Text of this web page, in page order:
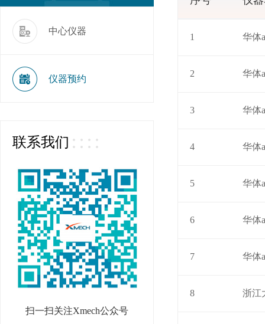
中心仪器
仪器预约
联系我们
扫一扫关注Xmech公众号
1 华体
2 华体
3 华体
4 华体
5 华体
6 华体
7 华体
8 浙江